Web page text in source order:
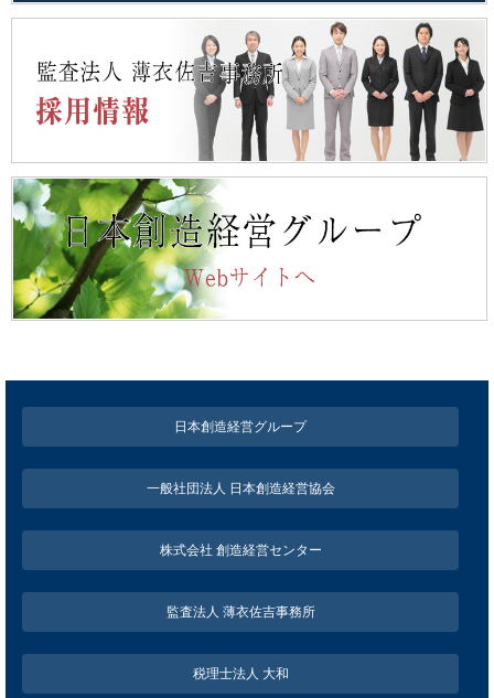
日本創造経営グループ
一般社団法人 日本創造経営協会
株式会社 創造経営センター
監査法人 薄衣佐吉事務所
税理士法人 大和